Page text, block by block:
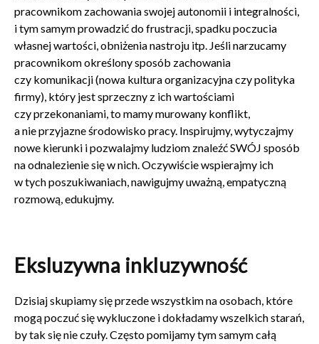
pracownikom zachowania swojej autonomii i integralności,
i tym samym prowadzić do frustracji, spadku poczucia
własnej wartości, obniżenia nastroju itp. Jeśli narzucamy
pracownikom określony sposób zachowania
czy komunikacji (nowa kultura organizacyjna czy polityka
firmy), który jest sprzeczny z ich wartościami
czy przekonaniami, to mamy murowany konflikt,
a nie przyjazne środowisko pracy. Inspirujmy, wytyczajmy
nowe kierunki i pozwalajmy ludziom znaleźć SWÓJ sposób
na odnalezienie się w nich. Oczywiście wspierajmy ich
w tych poszukiwaniach, nawigujmy uważną, empatyczną
rozmową, edukujmy.
Eksluzywna inkluzywność
Dzisiaj skupiamy się przede wszystkim na osobach, które
mogą poczuć się wykluczone i dokładamy wszelkich starań,
by tak się nie czuły. Często pomijamy tym samym całą